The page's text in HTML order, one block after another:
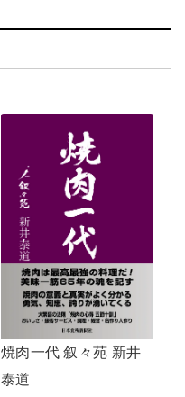
焼肉一代 叙々苑 新井
泰道